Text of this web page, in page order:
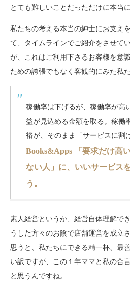
とても難しいことだっただけに本当
私たちの考える本当の紳士にお支え
て、タイムラインでご紹介をさせて
が、これはご利用下さるお客様を意
ための誇張でもなく客観的にみた私
稼働率は下げるが、稼働率が高
益が見込める金額を取る。稼働
裕が、そのまま「サービスに割
Books&Apps 「要求だけ高
ない人」に、いいサービス
う。
素人経営というか、経営自体理解で
うした方々のお陰で店舗運営を成立
思うと、私たちにできる精一杯、最
い訳ですが、この１年ママと私の合
と思うんですね。